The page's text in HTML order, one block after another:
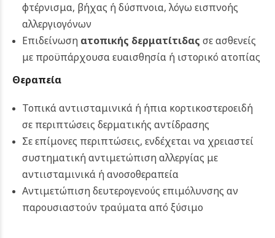
φτέρνισμα, βήχας ή δύσπνοια, λόγω εισπνοής
αλλεργιογόνων
Επιδείνωση ατοπικής δερματίτιδας σε ασθενείς
με προϋπάρχουσα ευαισθησία ή ιστορικό ατοπίας
Θεραπεία
Τοπικά αντιισταμινικά ή ήπια κορτικοστεροειδή
σε περιπτώσεις δερματικής αντίδρασης
Σε επίμονες περιπτώσεις, ενδέχεται να χρειαστεί
συστηματική αντιμετώπιση αλλεργίας με
αντιισταμινικά ή ανοσοθεραπεία
Αντιμετώπιση δευτερογενούς επιμόλυνσης αν
παρουσιαστούν τραύματα από ξύσιμο